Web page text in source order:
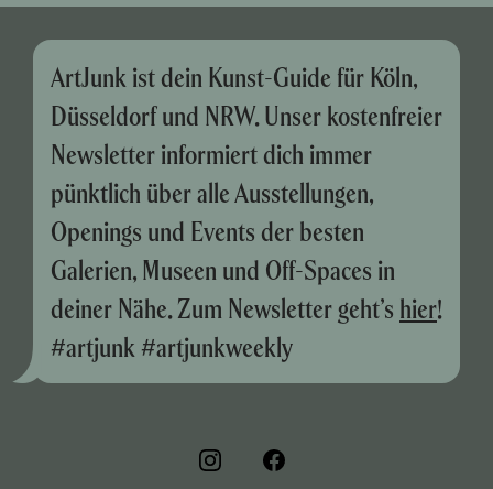
ArtJunk ist dein Kunst-Guide für Köln,
Düsseldorf und NRW. Unser kostenfreier
Newsletter informiert dich immer
pünktlich über alle Ausstellungen,
Openings und Events der besten
Galerien, Museen und Off-Spaces in
deiner Nähe. Zum Newsletter geht’s hier!
#artjunk #artjunkweekly